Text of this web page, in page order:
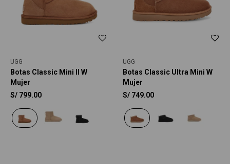
UGG
Botas Classic Mini II W
Mujer
S/ 799.00
UGG
Botas Classic Ultra Mini W
Mujer
S/ 749.00